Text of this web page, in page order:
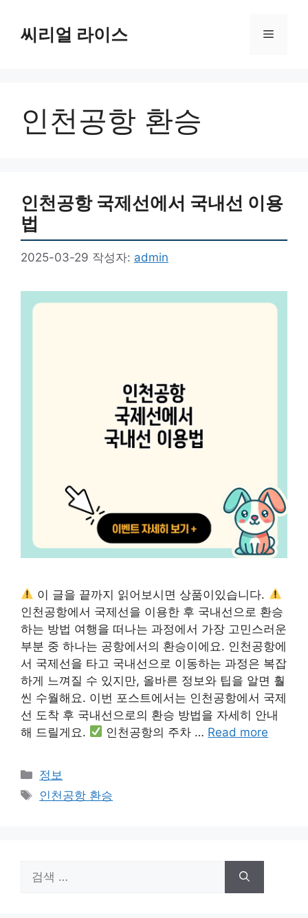
씨리얼 라이스 메
인천공항 환승
인천공항 국제선에서 국내선 이용
법
2025-03-29 작성자: admin
이 글을 끝까지 읽어보시면 상품이있습니다.
인천공항에서 국제선을 이용한 후 국내선으로 환승
하는 방법 여행을 떠나는 과정에서 가장 고민스러운
부분 중 하나는 공항에서의 환승이에요. 인천공항에
서 국제선을 타고 국내선으로 이동하는 과정은 복잡
하게 느껴질 수 있지만, 올바른 정보와 팁을 알면 훨
씬 수월해요. 이번 포스트에서는 인천공항에서 국제
선 도착 후 국내선으로의 환승 방법을 자세히 안내
해 드릴게요.
인천공항의 주차 … Read more
카
테
정보
태
인천공항 환승
색: